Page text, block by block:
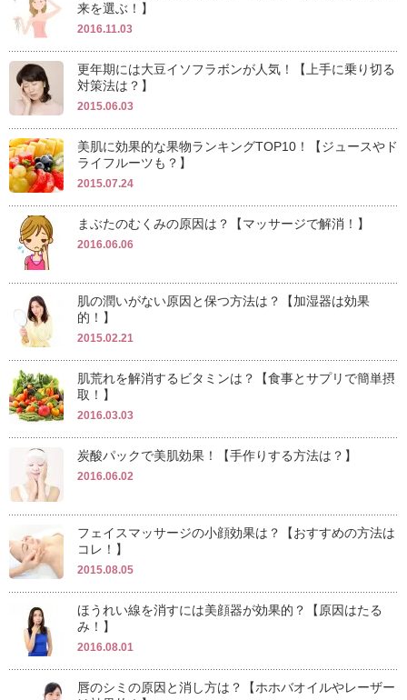
来を選ぶ！】
2016.11.03
更年期には大豆イソフラボンが人気！【上手に乗り切る
対策法は？】
2015.06.03
美肌に効果的な果物ランキングTOP10！【ジュースやド
ライフルーツも？】
2015.07.24
まぶたのむくみの原因は？【マッサージで解消！】
2016.06.06
肌の潤いがない原因と保つ方法は？【加湿器は効果
的！】
2015.02.21
肌荒れを解消するビタミンは？【食事とサプリで簡単摂
取！】
2016.03.03
炭酸パックで美肌効果！【手作りする方法は？】
2016.06.02
フェイスマッサージの小顔効果は？【おすすめの方法は
コレ！】
2015.08.05
ほうれい線を消すには美顔器が効果的？【原因はたる
み！】
2016.08.01
唇のシミの原因と消し方は？【ホホバオイルやレーザー